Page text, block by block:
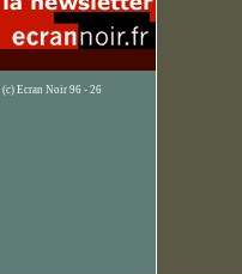
(c) Ecran Noir 96 - 26